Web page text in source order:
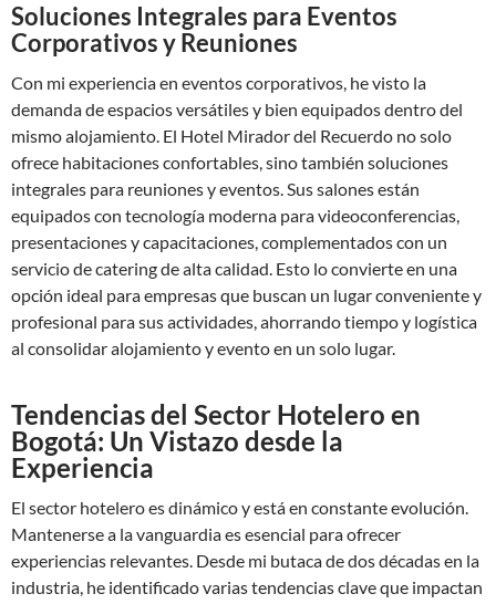
Soluciones Integrales para Eventos
Corporativos y Reuniones
Con mi experiencia en eventos corporativos, he visto la
demanda de espacios versátiles y bien equipados dentro del
mismo alojamiento. El Hotel Mirador del Recuerdo no solo
ofrece habitaciones confortables, sino también soluciones
integrales para reuniones y eventos. Sus salones están
equipados con tecnología moderna para videoconferencias,
presentaciones y capacitaciones, complementados con un
servicio de catering de alta calidad. Esto lo convierte en una
opción ideal para empresas que buscan un lugar conveniente y
profesional para sus actividades, ahorrando tiempo y logística
al consolidar alojamiento y evento en un solo lugar.
Tendencias del Sector Hotelero en
Bogotá: Un Vistazo desde la
Experiencia
El sector hotelero es dinámico y está en constante evolución.
Mantenerse a la vanguardia es esencial para ofrecer
experiencias relevantes. Desde mi butaca de dos décadas en la
industria, he identificado varias tendencias clave que impactan